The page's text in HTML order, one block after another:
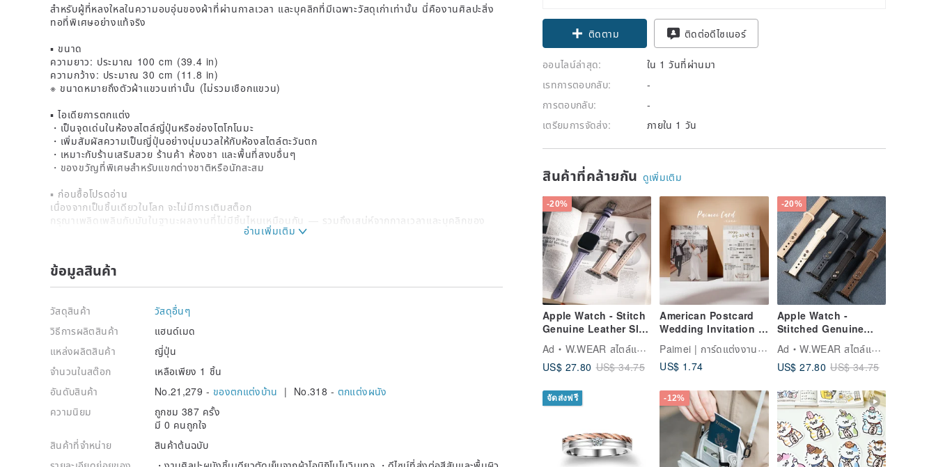
ติดตาม ติดต่อดีไซเนอร์
ออนไลน์ล่าสุด:
ใน 1 วันที่ผ่านมา
เรทการตอบกลับ:
-
การตอบกลับ:
-
เตรียมการจัดส่ง:
ภายใน 1 วัน
สินค้าที่คล้ายกัน ดูเพิ่มเติม
-20%
Apple Watch - Stitch
Genuine Leather Slim
Watch Band |
Genuine Leather
Band | Leather Strap
Ad
W.WEAR สไตล์แห่งเวลา
US$ 27.80 US$ 34.75
American Postcard
Wedding Invitation /
White Oak
Paimei | การ์ดแต่งงานและงานดีไซน์
US$ 1.74
-20%
Apple Watch -
Stitched Genuine
Leather Double-
Studded Tapered
Apple Watch Band
Ad
W.WEAR สไตล์แห่งเวลา
US$ 27.80 US$ 34.75
จัดส่งฟรี -12%
สำหรับผู้ที่หลงใหลในความอบอุ่นของผ้าที่ผ่านกาลเวลา และบุคลิกที่มีเฉพาะวัสดุเก่าเท่านั้น นี่คืองานศิลปะสิ่ง
ทอที่พิเศษอย่างแท้จริง
▪️ ขนาด
ความยาว: ประมาณ 100 cm (39.4 in)
ความกว้าง: ประมาณ 30 cm (11.8 in)
※ ขนาดหมายถึงตัวผ้าแขวนเท่านั้น (ไม่รวมเชือกแขวน)
▪️ ไอเดียการตกแต่ง
・เป็นจุดเด่นในห้องสไตล์ญี่ปุ่นหรือช่องโตโกโนมะ
・เพิ่มสัมผัสความเป็นญี่ปุ่นอย่างนุ่มนวลให้กับห้องสไตล์ตะวันตก
・เหมาะกับร้านเสริมสวย ร้านค้า ห้องชา และพื้นที่สงบอื่นๆ
・ของขวัญที่พิเศษสำหรับแขกต่างชาติหรือนักสะสม
▪️ ก่อนซื้อโปรดอ่าน
เนื่องจากเป็นชิ้นเดียวในโลก จะไม่มีการเติมสต็อก
กรุณาเพลิดเพลินกับมันในฐานะผลงานที่ไม่มีชิ้นไหนเหมือนกัน — รวมถึงเสน่ห์จากกาลเวลาและบุคลิกของ
ข้อมูลสินค้า
วัสดุสินค้า
วัสดุอื่นๆ
วิธีการผลิตสินค้า
แฮนด์เมด
แหล่งผลิตสินค้า
ญี่ปุ่น
จำนวนในสต๊อก
เหลือเพียง 1 ชิ้น
อันดับสินค้า
No.21,279 - ของตกแต่งบ้าน | No.318 - ตกแต่งผนัง
ความนิยม
ถูกชม 387 ครั้ง
มี 0 คนถูกใจ
สินค้าที่จำหน่าย
สินค้าต้นฉบับ